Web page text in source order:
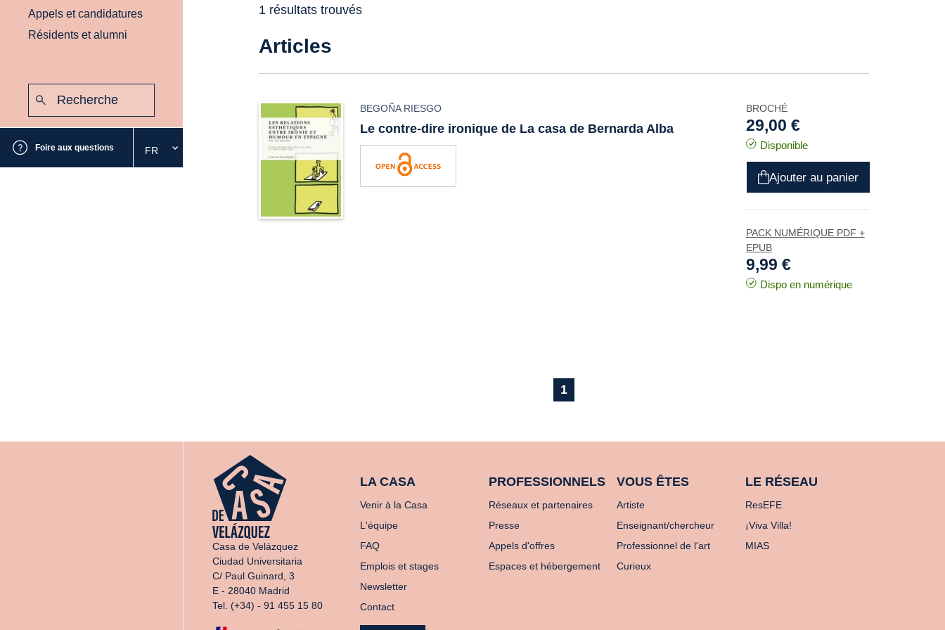
Appels et candidatures
Résidents et alumni
Foire aux questions
Sélectionnez
la
FR
1 résultats trouvés
Articles
BEGOÑA RIESGO
Le contre-dire ironique de La casa de Bernarda Alba
BROCHÉ
29,00 €
Disponible
Ajouter au panier
PACK NUMÉRIQUE PDF +
EPUB
9,99 €
Dispo en numérique
1
Casa de Velázquez
Ciudad Universitaria
C/ Paul Guinard, 3
E - 28040 Madrid
Tel. (+34) - 91 455 15 80
LA CASA
Venir à la Casa
L'équipe
FAQ
Emplois et stages
Newsletter
Contact
PROFESSIONNELS
Réseaux et partenaires
Presse
Appels d'offres
Espaces et hébergement
VOUS ÊTES
Artiste
Enseignant/chercheur
Professionnel de l'art
Curieux
LE RÉSEAU
ResEFE
¡Viva Villa!
MIAS